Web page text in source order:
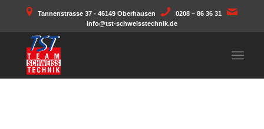
Tannenstrasse 37 - 46149 Oberhausen
0208 – 86 36 31
info@tst-schweisstechnik.de